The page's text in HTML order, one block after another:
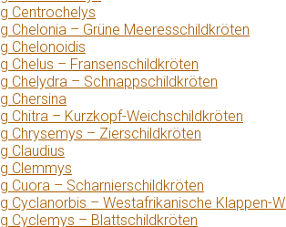
Centrochelys
Chelonia – Grüne Meeresschildkröten
Chelonoidis
Chelus – Fransenschildkröten
Chelydra – Schnappschildkröten
Chersina
Chitra – Kurzkopf-Weichschildkröten
Chrysemys – Zierschildkröten
Claudius
Clemmys
Cuora – Scharnierschildkröten
Cyclanorbis – Westafrikanische Klappen-
Cyclemys – Blattschildkröten